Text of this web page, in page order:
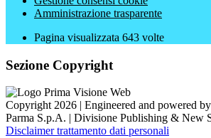
Amministrazione trasparente
Pagina visualizzata 643 volte
Sezione Copyright
Copyright 2026 | Engineered and powered
Parma S.p.A. | Divisione Publishing & New
Disclaimer trattamento dati personali